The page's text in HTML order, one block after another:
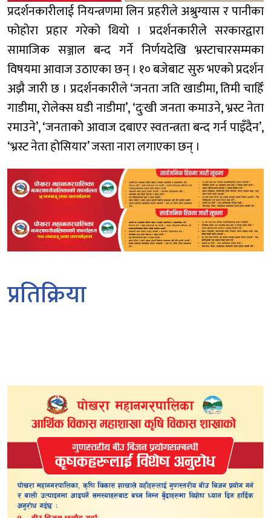
प्रदर्शनकारीलाई नियन्त्रणमा लिन प्रहरीले अश्रुग्यास र पानीका
फोहोरा प्रहार गरेको थियो । प्रदर्शनकारीले सरकारद्वारा
सामाजिक सञ्जाल बन्द गर्ने निर्णयदेखि भ्रस्टाचारसम्मका
विषयमा आवाज उठाएका छन् । १० बजेबाट सुरु भएको प्रदर्शन
अझै जारी छ । प्रदर्शनकारीले ‘जनता जति खाडीमा, तिमी चाहिँ
गाडीमा, रोलेक्स घडी नाडीमा’, ‘दुःखी जनता कमाउने, भ्रस्ट नेता
रमाउने’, ‘जनताको आवाज दबाएर स्वतन्त्रता बन्द गर्न पाइँदैन’,
‘भ्रस्ट नेता होसियार’ जस्ता नारा लगाएका छन् ।
प्रतिक्रिया